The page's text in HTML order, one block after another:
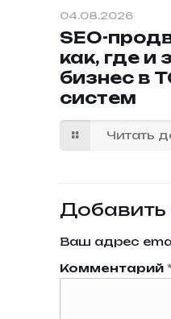
04.08.2026
SEO-
как, где и
бизнес в
систем
Читать
Добавить
Ваш адрес
Комментарий